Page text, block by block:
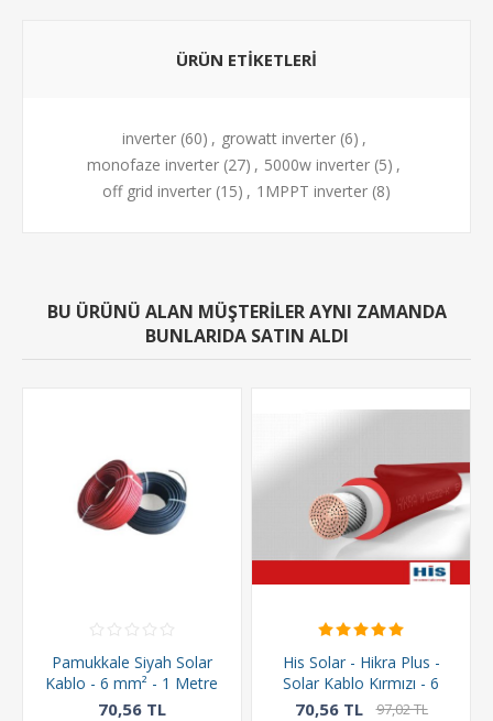
ÜRÜN ETIKETLERI
inverter (60) , growatt inverter (6) ,
monofaze inverter (27) , 5000w inverter (5) ,
off grid inverter (15) , 1MPPT inverter (8)
BU ÜRÜNÜ ALAN MÜŞTERILER AYNI ZAMANDA
BUNLARIDA SATIN ALDI
Pamukkale Siyah Solar
Kablo - 6 mm² - 1 Metre
70,56 TL
His Solar - Hikra Plus -
Solar Kablo Kırmızı - 6
mm² - 1 Metre
70,56 TL 97,02 TL